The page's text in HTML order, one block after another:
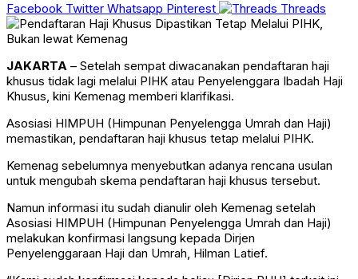
Facebook Twitter Whatsapp Pinterest Threads
JAKARTA – Setelah sempat diwacanakan pendaftaran haji
khusus tidak lagi melalui PIHK atau Penyelenggara Ibadah Haji
Khusus, kini Kemenag memberi klarifikasi.
Asosiasi HIMPUH (Himpunan Penyelengga Umrah dan Haji)
memastikan, pendaftaran haji khusus tetap melalui PIHK.
Kemenag sebelumnya menyebutkan adanya rencana usulan
untuk mengubah skema pendaftaran haji khusus tersebut.
Namun informasi itu sudah dianulir oleh Kemenag setelah
Asosiasi HIMPUH (Himpunan Penyelengga Umrah dan Haji)
melakukan konfirmasi langsung kepada Dirjen
Penyelenggaraan Haji dan Umrah, Hilman Latief.